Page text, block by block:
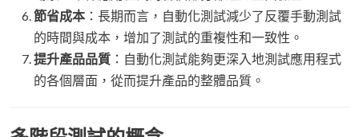
節省成本 ：長期而言，自動化測試減少了反覆手動測試
的時間與成本，增加了測試的重複性和一致性。
提升產品品質 ：自動化測試能夠更深入地測試應用程式
的各個層面，從而提升產品的整體品質。